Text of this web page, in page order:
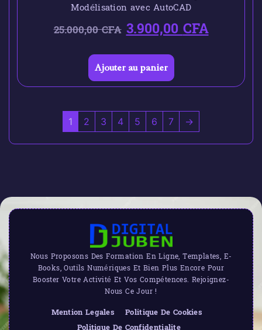
Modélisation avec AutoCAD
25.000,00CFA 3.900,00CFA
Ajouter au panier
1 2 3 4 5 6 7 →
Nous Proposons Des Formation En Ligne, Templates, E-
Books, Outils Numériques Et Bien Plus Encore Pour
Booster Votre Activité Et Vos Compétences. Rejoignez-
Nous Ce Jour !
Mention Legales
Politique De Cookies